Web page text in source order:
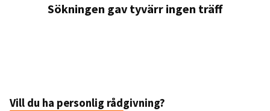
Sökningen gav tyvärr ingen träff
Vill du ha personlig rådgivning?